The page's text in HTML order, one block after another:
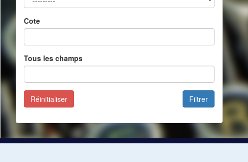
Cote
Tous les champs
Filtrer
Réinitialiser